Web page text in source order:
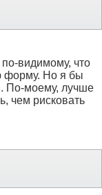
видимому, что
форму. Но я бы
По-моему, лучше
чем рисковать